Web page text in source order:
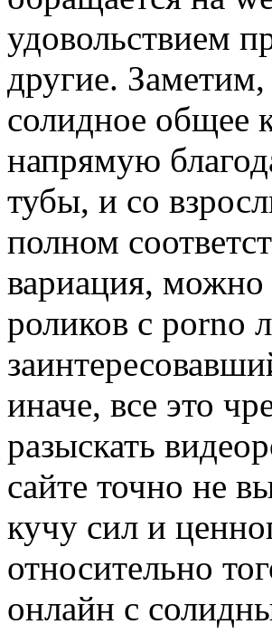
удовольствием
другие.
солидное общее
напрямую
тубы, и со
полном
вариация, можно
роликов с porno
иначе, все это
разыскать
сайте точно не
кучу сил и
относительно
онлайн с